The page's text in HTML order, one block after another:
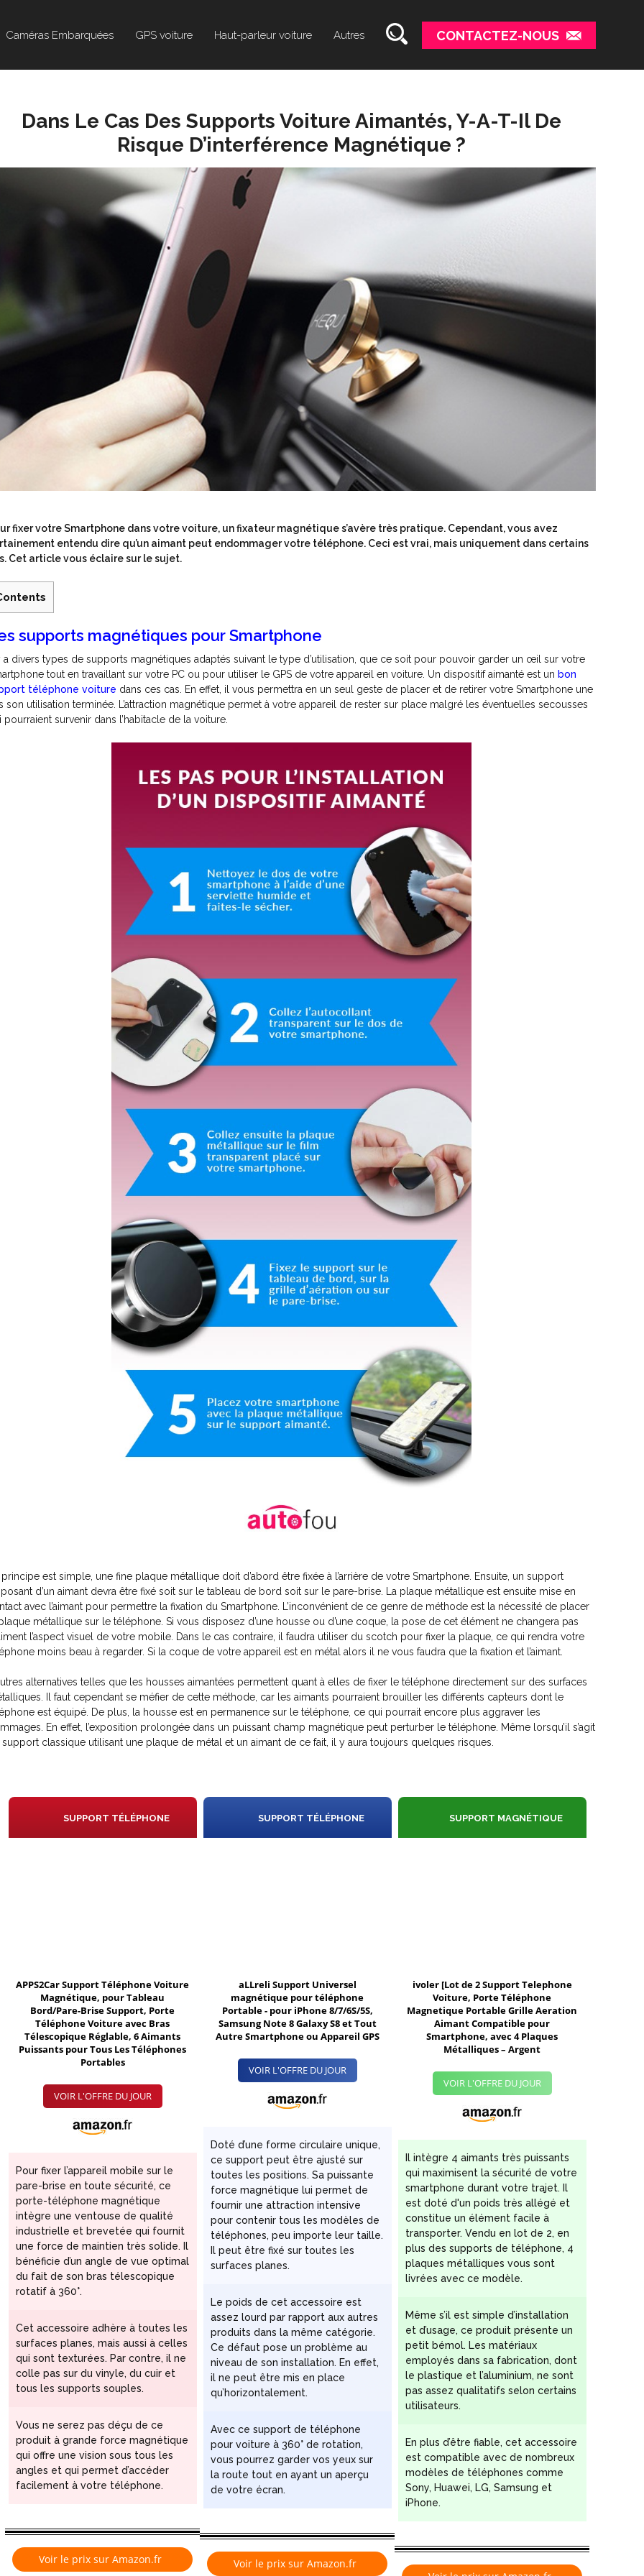
Caméras Embarquées GPS voiture Haut-parleur voiture Autres CONTACTEZ-NOUS
Dans Le Cas Des Supports Voiture Aimantés, Y-A-T-Il De
Risque D’interférence Magnétique ?
fixer votre Smartphone dans votre voiture, un fixateur magnétique s’avère très pratique. Cependant, vous avez
entendu dire qu’un aimant peut endommager votre téléphone. Ceci est vrai, mais uniquement dans certains
Cet article vous éclaire sur le sujet.
supports magnétiques pour Smartphone
a divers types de supports magnétiques adaptés suivant le type d’utilisation, que ce soit pour pouvoir garder un œil sur votre
tout en travaillant sur votre PC ou pour utiliser le GPS de votre appareil en voiture. Un dispositif aimanté est un bon
téléphone voiture dans ces cas. En effet, il vous permettra en un seul geste de placer et de retirer votre Smartphone une
son utilisation terminée. L’attraction magnétique permet à votre appareil de rester sur place malgré les éventuelles secousses
pourraient survenir dans l’habitacle de la voiture.
principe est simple, une fine plaque métallique doit d’abord être fixée à l’arrière de votre Smartphone. Ensuite, un support
d’un aimant devra être fixé soit sur le tableau de bord soit sur le pare-brise. La plaque métallique est ensuite mise en
avec l’aimant pour permettre la fixation du Smartphone. L’inconvénient de ce genre de méthode est la nécessité de placer
métallique sur le téléphone. Si vous disposez d’une housse ou d’une coque, la pose de cet élément ne changera pas
l’aspect visuel de votre mobile. Dans le cas contraire, il faudra utiliser du scotch pour fixer la plaque, ce qui rendra votre
moins beau à regarder. Si la coque de votre appareil est en métal alors il ne vous faudra que la fixation et l’aimant.
alternatives telles que les housses aimantées permettent quant à elles de fixer le téléphone directement sur des surfaces
Il faut cependant se méfier de cette méthode, car les aimants pourraient brouiller les différents capteurs dont le
est équipé. De plus, la housse est en permanence sur le téléphone, ce qui pourrait encore plus aggraver les
En effet, l’exposition prolongée dans un puissant champ magnétique peut perturber le téléphone. Même lorsqu’il s’agit
support classique utilisant une plaque de métal et un aimant de ce fait, il y aura toujours quelques risques.
SUPPORT TÉLÉPHONE
APPS2Car Support Téléphone Voiture
Magnétique, pour Tableau
Bord/Pare-Brise Support, Porte
Téléphone Voiture avec Bras
Télescopique Réglable, 6 Aimants
Puissants pour Tous Les Téléphones
Portables
VOIR L'OFFRE DU JOUR
Pour fixer l’appareil mobile sur le
pare-brise en toute sécurité, ce
porte-téléphone magnétique
intègre une ventouse de qualité
industrielle et brevetée qui fournit
une force de maintien très solide. Il
bénéficie d’un angle de vue optimal
du fait de son bras télescopique
rotatif à 360°.
Cet accessoire adhère à toutes les
surfaces planes, mais aussi à celles
qui sont texturées. Par contre, il ne
colle pas sur du vinyle, du cuir et
tous les supports souples.
Vous ne serez pas déçu de ce
produit à grande force magnétique
qui offre une vision sous tous les
angles et qui permet d’accéder
facilement à votre téléphone.
Voir le prix sur Amazon.fr
SUPPORT TÉLÉPHONE
aLLreli Support Universel
magnétique pour téléphone
Portable - pour iPhone 8/7/6S/5S,
Samsung Note 8 Galaxy S8 et Tout
Autre Smartphone ou Appareil GPS
VOIR L'OFFRE DU JOUR
Doté d’une forme circulaire unique,
ce support peut être ajusté sur
toutes les positions. Sa puissante
force magnétique lui permet de
fournir une attraction intensive
pour contenir tous les modèles de
téléphones, peu importe leur taille.
Il peut être fixé sur toutes les
surfaces planes.
Le poids de cet accessoire est
assez lourd par rapport aux autres
produits dans la même catégorie.
Ce défaut pose un problème au
niveau de son installation. En effet,
il ne peut être mis en place
qu’horizontalement.
Avec ce support de téléphone
pour voiture à 360° de rotation,
vous pourrez garder vos yeux sur
la route tout en ayant un aperçu
de votre écran.
Voir le prix sur Amazon.fr
SUPPORT MAGNÉTIQUE
ivoler [Lot de 2 Support Telephone
Voiture, Porte Téléphone
Magnetique Portable Grille Aeration
Aimant Compatible pour
Smartphone, avec 4 Plaques
Métalliques – Argent
VOIR L'OFFRE DU JOUR
Il intègre 4 aimants très puissants
qui maximisent la sécurité de votre
smartphone durant votre trajet. Il
est doté d'un poids très allégé et
constitue un élément facile à
transporter. Vendu en lot de 2, en
plus des supports de téléphone, 4
plaques métalliques vous sont
livrées avec ce modèle.
Même s’il est simple d’installation
et d’usage, ce produit présente un
petit bémol. Les matériaux
employés dans sa fabrication, dont
le plastique et l’aluminium, ne sont
pas assez qualitatifs selon certains
utilisateurs.
En plus d’être fiable, cet accessoire
est compatible avec de nombreux
modèles de téléphones comme
Sony, Huawei, LG, Samsung et
iPhone.